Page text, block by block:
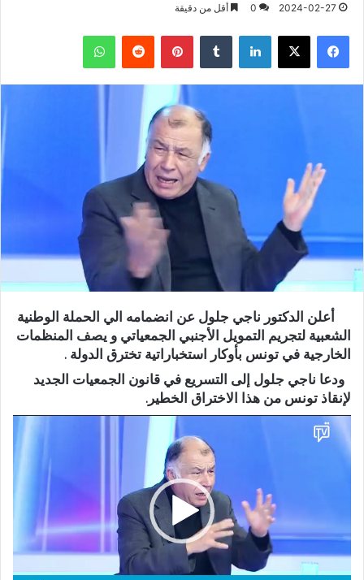
2024-02-27
0 أقل من دقيقة
فيسبوك X لينكدإن بينتيريست واتساب
أعلن الدكتور ناجي جلول عن انضمامه الي الحملة الوطنية
الشعبية لتجريم التمويل الأجنبي الجمعياتي و يصف المنظمات
الخارجية في تونس بأوكار استخباراتية تخترق الدولة .
ودعا ناجي جلول إلى التسريع في قانون الجمعيات الجديد
لإنقاذ تونس من هذا الاختراق الخطير.
مشغل
الفيديو